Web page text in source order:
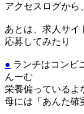
アクセスログから
あとは、求人サ
応募してみたり
● ランチはコンビ
んーむ
栄養偏っているよ
母には「あんた確